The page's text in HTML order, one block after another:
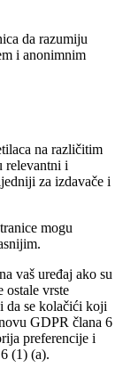
da razumiju
i anonimnim
na različitim
relevantni i
za izdavače i
mogu
vaš uređaj ako su
ostale vrste
da se kolačići koji
GDPR člana 6
preferencije i
(1) (a).